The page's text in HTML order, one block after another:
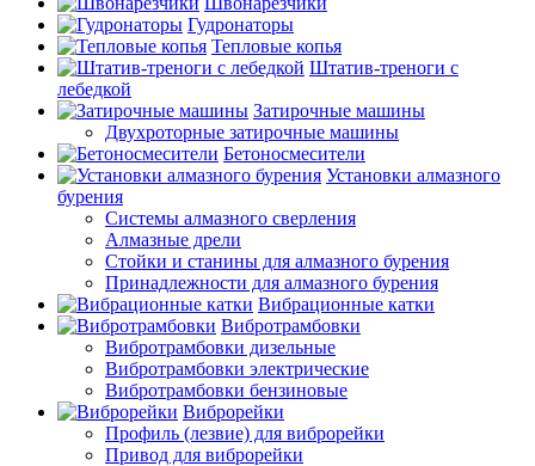
Гудронаторы
Тепловые копья
Штатив-треноги с
лебедкой
Затирочные машины
Двухроторные затирочные машины
Бетоносмесители
Установки алмазного
бурения
Системы алмазного сверления
Алмазные дрели
Стойки и станины для алмазного бурения
Принадлежности для алмазного бурения
Вибрационные катки
Вибротрамбовки
Вибротрамбовки дизельные
Вибротрамбовки электрические
Вибротрамбовки бензиновые
Виброрейки
Профиль (лезвие) для виброрейки
Привод для виброрейки